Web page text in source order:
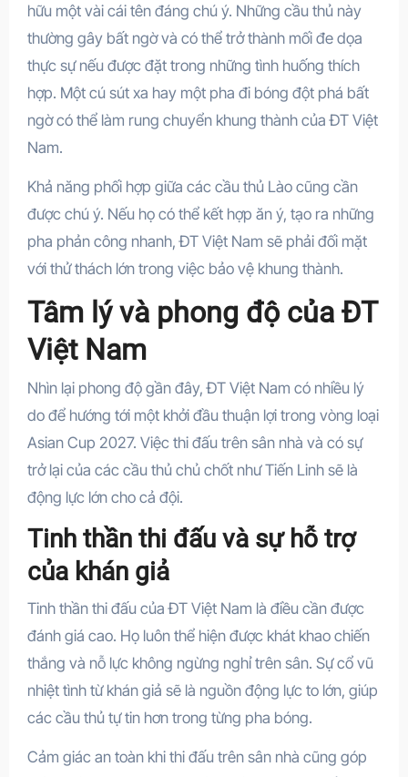
hữu một vài cái tên đáng chú ý. Những cầu thủ này
thường gây bất ngờ và có thể trở thành mối đe dọa
thực sự nếu được đặt trong những tình huống thích
hợp. Một cú sút xa hay một pha đi bóng đột phá bất
ngờ có thể làm rung chuyển khung thành của ĐT Việt
Nam.
Khả năng phối hợp giữa các cầu thủ Lào cũng cần
được chú ý. Nếu họ có thể kết hợp ăn ý, tạo ra những
pha phản công nhanh, ĐT Việt Nam sẽ phải đối mặt
với thử thách lớn trong việc bảo vệ khung thành.
Tâm lý và phong độ của ĐT
Việt Nam
Nhìn lại phong độ gần đây, ĐT Việt Nam có nhiều lý
do để hướng tới một khởi đầu thuận lợi trong vòng loại
Asian Cup 2027. Việc thi đấu trên sân nhà và có sự
trở lại của các cầu thủ chủ chốt như Tiến Linh sẽ là
động lực lớn cho cả đội.
Tinh thần thi đấu và sự hỗ trợ
của khán giả
Tinh thần thi đấu của ĐT Việt Nam là điều cần được
đánh giá cao. Họ luôn thể hiện được khát khao chiến
thắng và nỗ lực không ngừng nghỉ trên sân. Sự cổ vũ
nhiệt tình từ khán giả sẽ là nguồn động lực to lớn, giúp
các cầu thủ tự tin hơn trong từng pha bóng.
Cảm giác an toàn khi thi đấu trên sân nhà cũng góp